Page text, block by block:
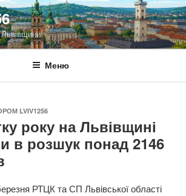
Меню
LVIV1256
року на Львівщині
в розшук понад 2146
РТЦК та СП Львівської області